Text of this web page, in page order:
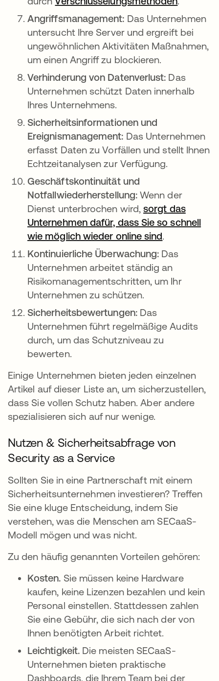
Angriffsmanagement: Das Unternehmen
untersucht Ihre Server und ergreift bei
ungewöhnlichen Aktivitäten Maßnahmen,
um einen Angriff zu blockieren.
Verhinderung von Datenverlust: Das
Unternehmen schützt Daten innerhalb
Ihres Unternehmens.
Sicherheitsinformationen und
Ereignismanagement: Das Unternehmen
erfasst Daten zu Vorfällen und stellt Ihnen
Echtzeitanalysen zur Verfügung.
Geschäftskontinuität und
Notfallwiederherstellung: Wenn der
Dienst unterbrochen wird,sorgt das
Unternehmen dafür, dass Sie so schnell
wie möglich wieder online sind.
Kontinuierliche Überwachung: Das
Unternehmen arbeitet ständig an
Risikomanagementschritten, um Ihr
Unternehmen zu schützen.
Sicherheitsbewertungen: Das
Unternehmen führt regelmäßige Audits
durch, um das Schutzniveau zu
bewerten.
Einige Unternehmen bieten jeden einzelnen
Artikel auf dieser Liste an, um sicherzustellen,
dass Sie vollen Schutz haben. Aber andere
spezialisieren sich auf nur wenige.
Nutzen & Sicherheitsabfrage von
Security as a Service
Sollten Sie in eine Partnerschaft mit einem
Sicherheitsunternehmen investieren? Treffen
Sie eine kluge Entscheidung, indem Sie
verstehen, was die Menschen am SECaaS-
Modell mögen und was nicht.
Zu den häufig genannten Vorteilen gehören:
Kosten. Sie müssen keine Hardware
kaufen, keine Lizenzen bezahlen und kein
Personal einstellen. Stattdessen zahlen
Sie eine Gebühr, die sich nach der von
Ihnen benötigten Arbeit richtet.
Leichtigkeit. Die meisten SECaaS-
Unternehmen bieten praktische
Dashboards, die Ihrem Team bei der